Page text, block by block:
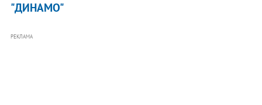
"ДИНАМО"
РЕКЛАМА